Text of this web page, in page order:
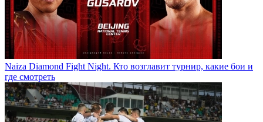
Naiza Diamond Fight Night. Кто возглавит турнир, какие бои и
где смотреть